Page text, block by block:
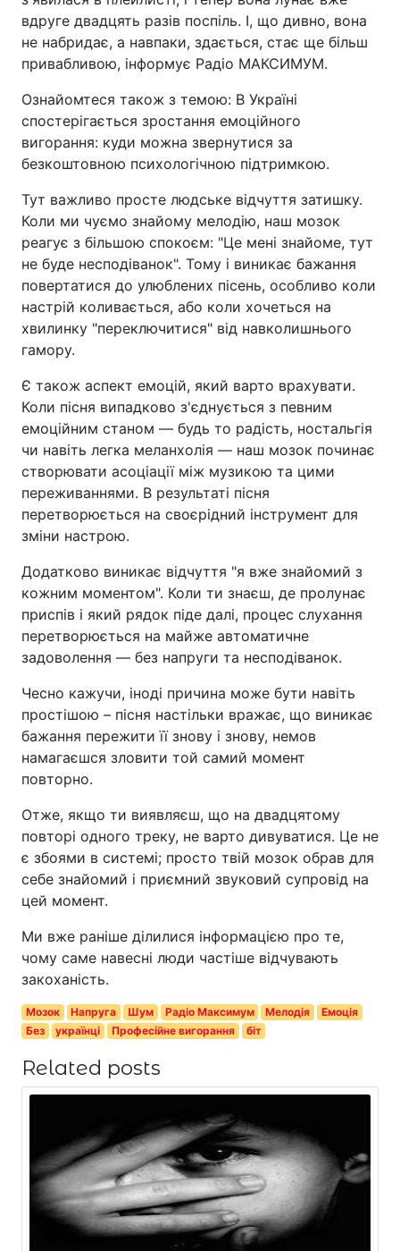
вдруге двадцять разів поспіль. І, що дивно, вона
не набридає, а навпаки, здається, стає ще більш
привабливою, інформує Радіо МАКСИМУМ.
Ознайомтеся також з темою: В Україні
спостерігається зростання емоційного
вигорання: куди можна звернутися за
безкоштовною психологічною підтримкою.
Тут важливо просте людське відчуття затишку.
Коли ми чуємо знайому мелодію, наш мозок
реагує з більшою спокоєм: "Це мені знайоме, тут
не буде несподіванок". Тому і виникає бажання
повертатися до улюблених пісень, особливо коли
настрій коливається, або коли хочеться на
хвилинку "переключитися" від навколишнього
гамору.
Є також аспект емоцій, який варто врахувати.
Коли пісня випадково з'єднується з певним
емоційним станом — будь то радість, ностальгія
чи навіть легка меланхолія — наш мозок починає
створювати асоціації між музикою та цими
переживаннями. В результаті пісня
перетворюється на своєрідний інструмент для
зміни настрою.
Додатково виникає відчуття "я вже знайомий з
кожним моментом". Коли ти знаєш, де пролунає
приспів і який рядок піде далі, процес слухання
перетворюється на майже автоматичне
задоволення — без напруги та несподіванок.
Чесно кажучи, іноді причина може бути навіть
простішою – пісня настільки вражає, що виникає
бажання пережити її знову і знову, немов
намагаєшся зловити той самий момент
повторно.
Отже, якщо ти виявляєш, що на двадцятому
повторі одного треку, не варто дивуватися. Це не
є збоями в системі; просто твій мозок обрав для
себе знайомий і приємний звуковий супровід на
цей момент.
Ми вже раніше ділилися інформацією про те,
чому саме навесні люди частіше відчувають
закоханість.
Мозок Напруга Шум Радіо Максимум Мелодія
Емоція
Без
українці Професійне вигорання біт
Related posts